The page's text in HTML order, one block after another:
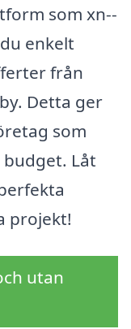
som xn--
enkelt
från
Detta ger
som
budget. Låt
projekt!
utan